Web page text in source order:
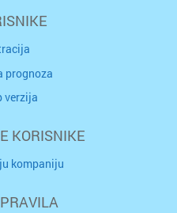
prognoza
verzija
KORISNIKE
kompaniju